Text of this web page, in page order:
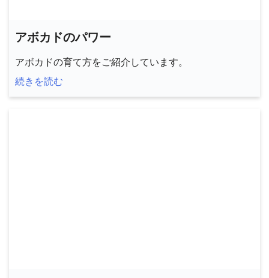
アボカドのパワー
アボカドの育て方をご紹介しています。
続きを読む